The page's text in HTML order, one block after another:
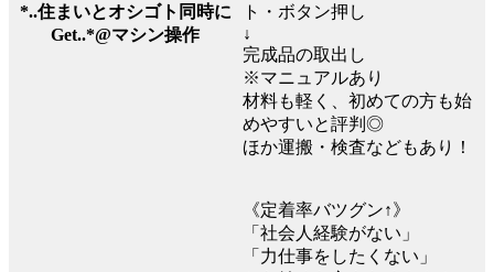
*..住まいとオシゴト同時に
Get..*@マシン操作
ト・ボタン押し
↓
完成品の取出し
※マニュアルあり
材料も軽く、初めての方も始
めやすいと評判◎
ほか運搬・検査などもあり！
《定着率バツグン↑》
「社会人経験がない」
「力仕事をしたくない」